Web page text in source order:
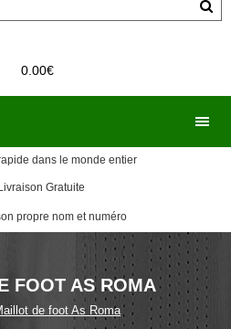
0.00€
dans le monde entier
Gratuite
propre nom et numéro
FOOT AS ROMA
de foot As Roma